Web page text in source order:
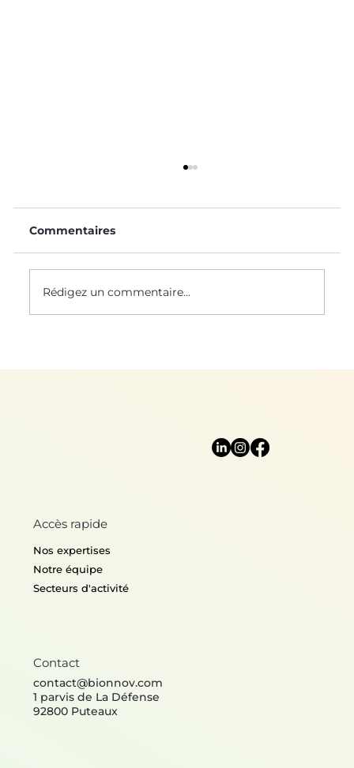
Le Saviez-Vous ? #58
Commentaires
Rédigez un commentaire...
Accès rapide
Nos expertises
Notre équipe
Secteurs d'activité
Contact
contact@bionnov.com
1 parvis de La Défense
92800 Puteaux